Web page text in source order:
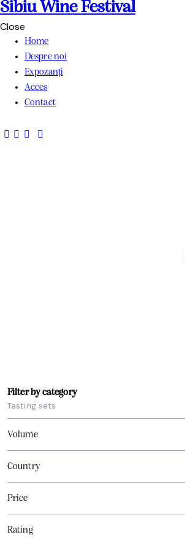
Sibiu Wine Festival
Close
Home
Despre noi
Expozanți
Acces
Contact
Filter by category
Tasting sets
Volume
Country
Price
Rating